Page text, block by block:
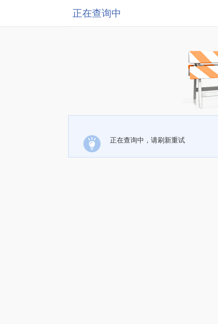
正在查询中
正在查询中，请刷新重试